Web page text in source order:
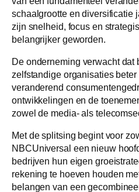
schaalgrootte en diversificatie
zijn snelheid, focus en
belangrijker geworden.
De onderneming verwacht dat
zelfstandige organisaties
veranderend
ontwikkelingen en de
zowel de media- als
Met de splitsing begint voor
NBCUniversal een nieuw
bedrijven hun eigen
rekening te hoeven houden
belangen van een